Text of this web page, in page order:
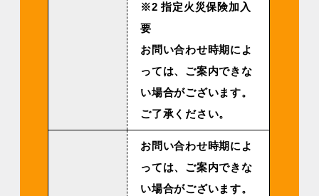
※2 指定火災保険加入
要
お問い合わせ時期によ
っては、ご案内できな
い場合がございます。
ご了承ください。
お問い合わせ時期によ
っては、ご案内できな
い場合がございます。